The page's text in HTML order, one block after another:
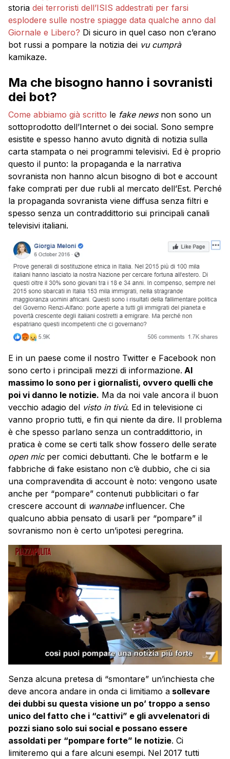
storia dei terroristi dell’ISIS addestrati per farsi
esplodere sulle nostre spiagge data qualche anno dal
Giornale e Libero? Di sicuro in quel caso non c’erano
bot russi a pompare la notizia dei vu cumprà
kamikaze.
Ma che bisogno hanno i sovranisti
dei bot?
Come abbiamo già scritto le fake news non sono un
sottoprodotto dell’Internet o dei social. Sono sempre
esistite e spesso hanno avuto dignità di notizia sulla
carta stampata o nei programmi televisivi. Ed è proprio
questo il punto: la propaganda e la narrativa
sovranista non hanno alcun bisogno di bot e account
fake comprati per due rubli al mercato dell’Est. Perché
la propaganda sovranista viene diffusa senza filtri e
spesso senza un contraddittorio sui principali canali
televisivi italiani.
E in un paese come il nostro Twitter e Facebook non
sono certo i principali mezzi di informazione. Al
massimo lo sono per i giornalisti, ovvero quelli che
poi vi danno le notizie. Ma da noi vale ancora il buon
vecchio adagio del visto in tivù. Ed in televisione ci
vanno proprio tutti, e fin qui niente da dire. Il problema
è che spesso parlano senza un contraddittorio, in
pratica è come se certi talk show fossero delle serate
open micper comici debuttanti. Che le botfarm e le
fabbriche di fake esistano non c’è dubbio, che ci sia
una compravendita di account è noto: vengono usate
anche per “pompare” contenuti pubblicitari o far
crescere account di wannabeinfluencer. Che
qualcuno abbia pensato di usarli per “pompare” il
sovranismo non è certo un’ipotesi peregrina.
Senza alcuna pretesa di “smontare” un’inchiesta che
deve ancora andare in onda ci limitiamo a sollevare
dei dubbi su questa visione un po’ troppo a senso
unico del fatto che i “cattivi” e gli avvelenatori di
pozzi siano solo sui social e possano essere
assoldati per “pompare forte” le notizie. Ci
limiteremo qui a fare alcuni esempi. Nel 2017 tutti